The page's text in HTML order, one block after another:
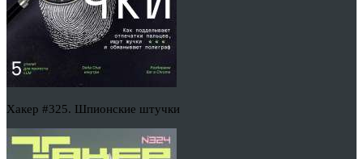
Хакер #325. Шпионские штучки